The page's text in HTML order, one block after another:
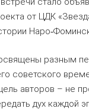
от ЦДК
Наро‑
разным
советского
авторов – не
дух каждой